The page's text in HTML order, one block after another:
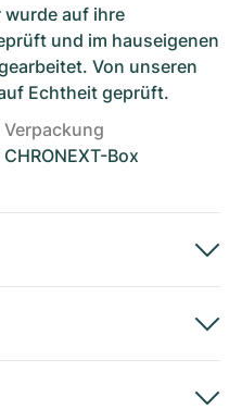
wurde auf ihre
und im hauseigenen
Von unseren
Echtheit geprüft.
Verpackung
CHRONEXT-Box